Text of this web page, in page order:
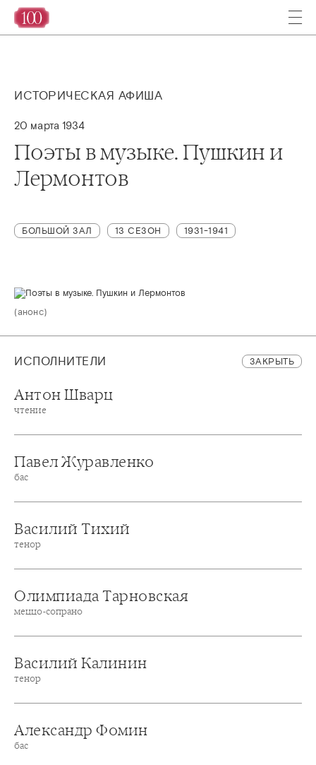
ИСТОРИЧЕСКАЯ АФИША
20 марта 1934
Поэты в музыке. Пушкин и
Лермонтов
БОЛЬШОЙ ЗАЛ 13 СЕЗОН 1931-1941
(анонс)
ИСПОЛНИТЕЛИ ЗАКРЫТЬ
Антон Шварц
чтение
Павел Журавленко
бас
Василий Тихий
тенор
Олимпиада Тарновская
меццо-сопрано
Василий Калинин
тенор
Александр Фомин
бас